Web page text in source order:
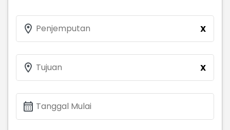
location_on Penjemputan X
location_on Tujuan X
calendar_month Tanggal Mulai